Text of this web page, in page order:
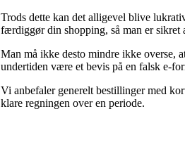
Trods dette kan det alligevel blive
færdiggør din shopping, så man er sikret
Man må ikke desto mindre ikke overse,
undertiden være et bevis på en falsk e-
Vi anbefaler generelt bestillinger med
klare regningen over en periode.